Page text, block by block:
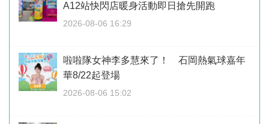
A12站快閃店暖身活動即日搶先開跑
2026-08-06 16:29
啦啦隊女神李多慧來了！ 石岡熱氣球嘉年
華8/22起登場
2026-08-06 15:02